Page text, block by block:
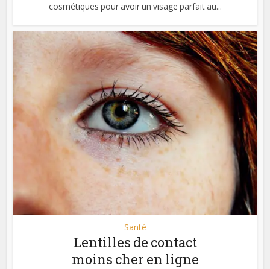
cosmétiques pour avoir un visage parfait au...
Santé
Lentilles de contact
moins cher en ligne